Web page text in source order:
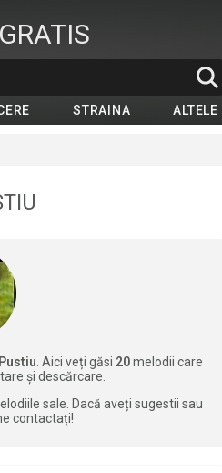
STRAINA ALTELE
. Aici veți găsi 20melodii care
și descărcare.
sale. Dacă aveți sugestii sau
contactați!